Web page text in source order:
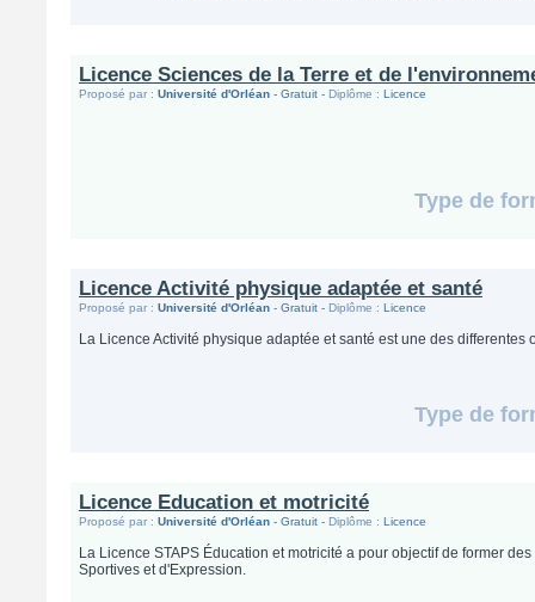
Licence Sciences de la Terre et de
Proposé par : Université d'Orléan - Gratuit - Diplôme : Licence
Type de
Licence Activité physique adaptée et santé
Proposé par : Université d'Orléan - Gratuit - Diplôme : Licence
La Licence Activité physique adaptée et santé est une des differentes
Type de
Licence Education et motricité
Proposé par : Université d'Orléan - Gratuit - Diplôme : Licence
La Licence STAPS Éducation et motricité a pour objectif de former
Sportives et d'Expression.